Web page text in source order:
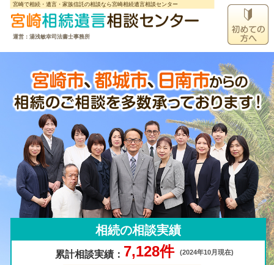
宮崎で相続・遺言・家族信託の相談なら宮崎相続遺言相談センター
運営：湯浅敏幸司法書士事務所
累計相談実績： 7,128件 (2024年10月現在)